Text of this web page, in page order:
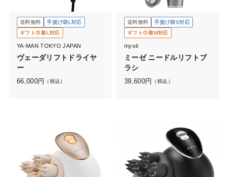
送料無料
手提げ袋L対応
ギフト巾着L対応
YA-MAN TOKYO JAPAN
ヴェーダリフトドライヤ
ー
66,000円 （税込）
送料無料
手提げ袋S対応
ギフト巾着M対応
mysē
ミーゼ ニードルリフトブ
ラシ
39,600円 （税込）